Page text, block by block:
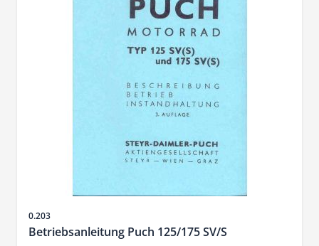
Sku
0.203
Betriebsanleitung Puch 125/175 SV/S